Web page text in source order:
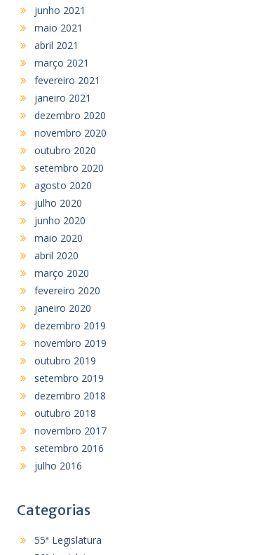
junho 2021
maio 2021
abril 2021
março 2021
fevereiro 2021
janeiro 2021
dezembro 2020
novembro 2020
outubro 2020
setembro 2020
agosto 2020
julho 2020
junho 2020
maio 2020
abril 2020
março 2020
fevereiro 2020
janeiro 2020
dezembro 2019
novembro 2019
outubro 2019
setembro 2019
dezembro 2018
outubro 2018
novembro 2017
setembro 2016
julho 2016
Categorias
55ª Legislatura